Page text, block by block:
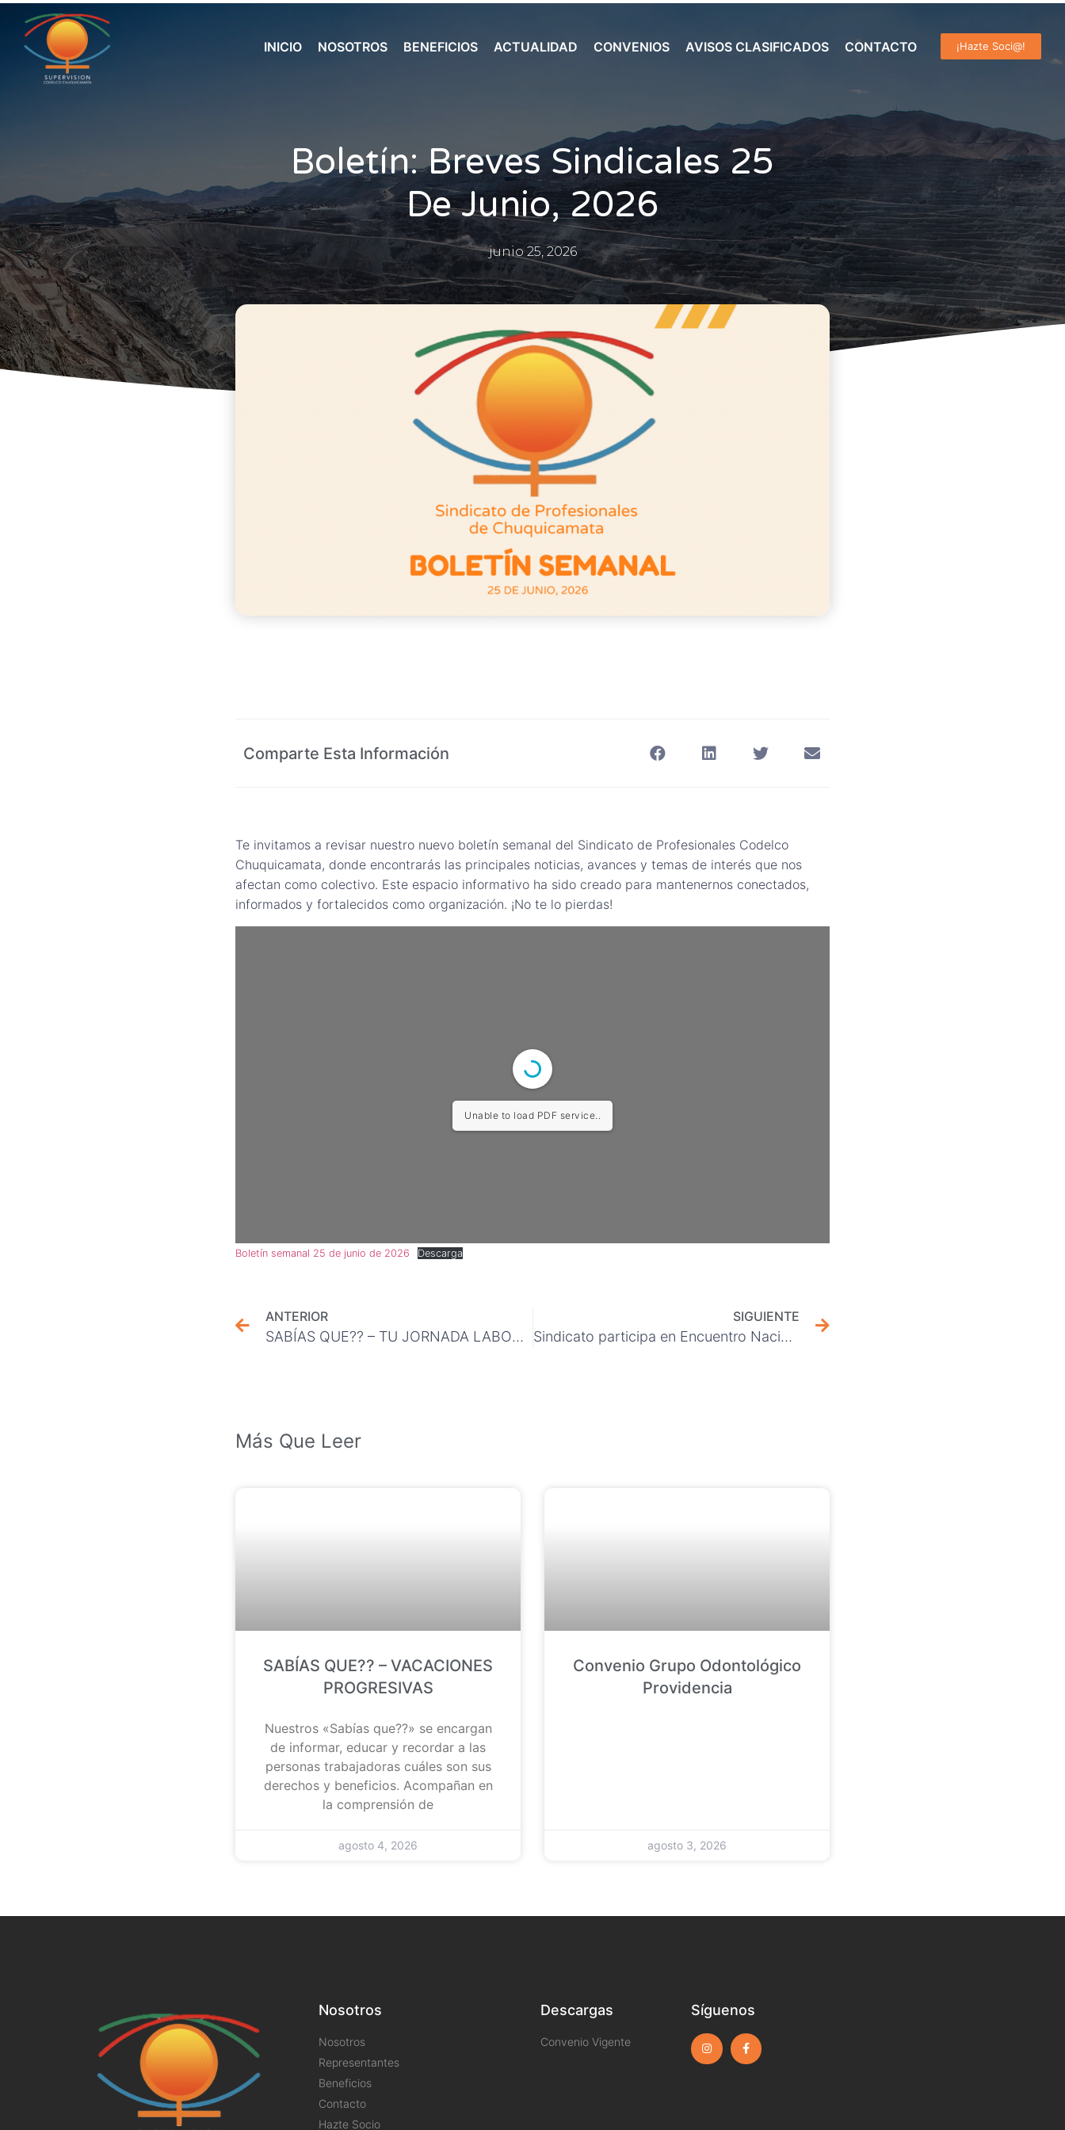
INICIO NOSOTROS BENEFICIOS ACTUALIDAD CONVENIOS AVISOS CLASIFICADOS CONTACTO ¡Hazte Soci@!
Boletín: Breves Sindicales 25
De Junio, 2026
junio 25, 2026
Comparte Esta Información
Te invitamos a revisar nuestro nuevo boletín semanal del Sindicato de Profesionales Codelco
Chuquicamata, donde encontrarás las principales noticias, avances y temas de interés que nos
afectan como colectivo. Este espacio informativo ha sido creado para mantenernos conectados,
informados y fortalecidos como organización. ¡No te lo pierdas!
Unable to load PDF service..
Boletín semanal 25 de junio de 2026 Descarga
ANTERIOR
SABÍAS QUE?? – TU JORNADA LABORAL / MODALIDAD DE COMPENSACIÓN PARA DÍAS FERIADOS (29 DE JUNIO)
SIGUIENTE
Sindicato participa en Encuentro Nacional de Secretarias y Asistentes organizado por FESUC
Más Que Leer
SABÍAS QUE?? – VACACIONES
PROGRESIVAS
Nuestros «Sabías que??» se encargan
de informar, educar y recordar a las
personas trabajadoras cuáles son sus
derechos y beneficios. Acompañan en
la comprensión de
agosto 4, 2026
Convenio Grupo Odontológico
Providencia
agosto 3, 2026
Nosotros
Nosotros
Representantes
Beneficios
Contacto
Hazte Socio
Descargas
Convenio Vigente
Síguenos